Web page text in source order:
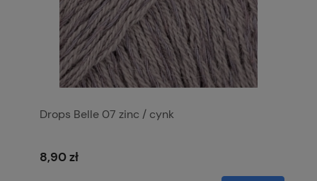
Drops Belle 07 zinc / cynk
8,90 zł